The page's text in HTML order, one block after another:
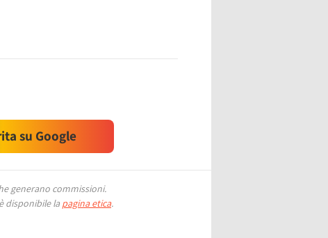
su Google
generano commissioni.
disponibile la pagina etica.